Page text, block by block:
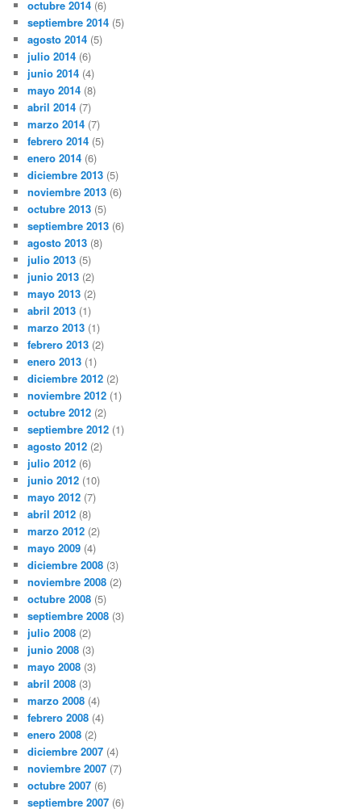
octubre 2014 (6)
septiembre 2014 (5)
agosto 2014 (5)
julio 2014 (6)
junio 2014 (4)
mayo 2014 (8)
abril 2014 (7)
marzo 2014 (7)
febrero 2014 (5)
enero 2014 (6)
diciembre 2013 (5)
noviembre 2013 (6)
octubre 2013 (5)
septiembre 2013 (6)
agosto 2013 (8)
julio 2013 (5)
junio 2013 (2)
mayo 2013 (2)
abril 2013 (1)
marzo 2013 (1)
febrero 2013 (2)
enero 2013 (1)
diciembre 2012 (2)
noviembre 2012 (1)
octubre 2012 (2)
septiembre 2012 (1)
agosto 2012 (2)
julio 2012 (6)
junio 2012 (10)
mayo 2012 (7)
abril 2012 (8)
marzo 2012 (2)
mayo 2009 (4)
diciembre 2008 (3)
noviembre 2008 (2)
octubre 2008 (5)
septiembre 2008 (3)
julio 2008 (2)
junio 2008 (3)
mayo 2008 (3)
abril 2008 (3)
marzo 2008 (4)
febrero 2008 (4)
enero 2008 (2)
diciembre 2007 (4)
noviembre 2007 (7)
octubre 2007 (6)
septiembre 2007 (6)